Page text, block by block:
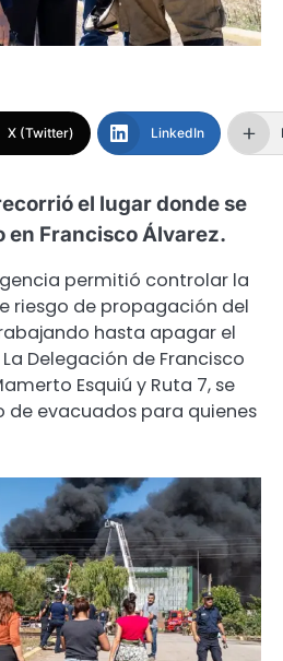
X (Twitter) LinkedIn
el lugar donde se
en Francisco Álvarez.
permitió controlar la
riesgo de propagación del
hasta apagar el
Delegación de Francisco
Esquiú y Ruta 7, se
evacuados para quienes